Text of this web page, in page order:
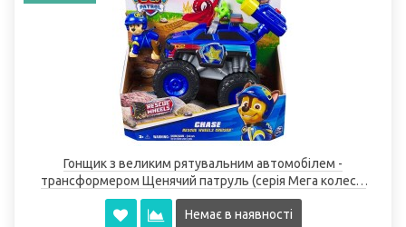
Гонщик з великим рятувальним автомобілем -
трансформером Щенячий патруль (серія Мега колеса)
Spin Master
Немає в наявності